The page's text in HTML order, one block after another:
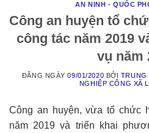
AN NINH - QUỐC
Công an huyện tổ
công tác năm 2019
vụ năm
ĐĂNG NGÀY09/01/2020 BỞI TRUNG
NGHIỆP CÔNG XÃ
Công an huyện, vừa tổ chức
năm 2019 và triển khai